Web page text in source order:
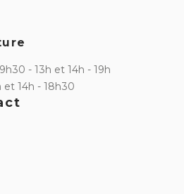
- 13h et 14h - 19h
et 14h - 18h30